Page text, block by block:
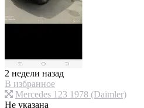
2 недели назад
В избранное
Mercedes 123 1978 (Daimler)
Не указана